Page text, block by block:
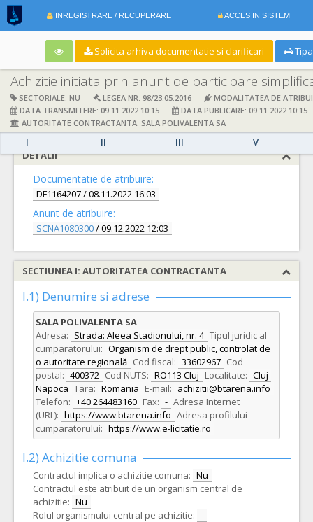
INREGISTRARE / RECUPERARE ACCES IN SISTEM
Solicita arhiva documentatie si clarificari
Achizitie initiata prin anunt de participare
SECTORIALE: NU LEGEA NR. 98/23.05.2016
MODALITATEA DE
DATA TRANSMITERE: 09.11.2022 10:15
DATA PUBLICARE: 09.11.2022 10:15
AUTORITATE CONTRACTANTA: SALA POLIVALENTA SA
I II III
V
DETALII
Documentatie de atribuire:
DF1164207/ 08.11.2022 16:03
Anunt de atribuire:
SCNA1080300/ 09.12.2022 12:03
SECTIUNEA I: AUTORITATEA CONTRACTANTA
I.1) Denumire si adrese
SALA POLIVALENTA SA
Adresa: Strada: Aleea Stadionului, nr. 4 Tipul juridic al
cumparatorului: Organism de drept public, controlat de
o autoritate regională Cod fiscal: 33602967 Cod
postal: 400372 Cod NUTS: RO113 Cluj Localitate: Cluj-
Napoca Tara: Romania E-mail: achizitii@btarena.info
Telefon: +40 264483160 Fax: - Adresa Internet
(URL): https://www.btarena.info Adresa profilului
cumparatorului: https://www.e-licitatie.ro
I.2) Achizitie comuna
Contractul implica o achizitie comuna: Nu
Contractul este atribuit de un organism central de
achizitie: Nu
Rolul organismului central pe achizitie: -